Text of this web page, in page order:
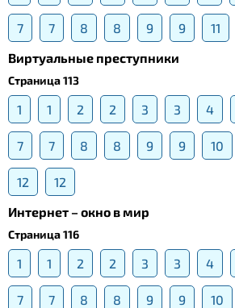
7 7 8 8 9 9 11
Виртуальные преступники
Страница 113
1 1 2 2 3 3 4
7 7 8 8 9 9 10
12
12
Интернет – окно в мир
Страница 116
1 1 2 2 3 3 4
7 7 8 8 9 9 10